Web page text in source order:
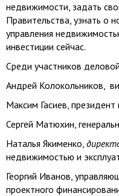
недвижимости, задать
Правительства, узнать о
управления
инвестиции сейчас.
Среди участников
Андрей Колокольников,
Максим Гасиев,
Сергей Матюхин,
Наталья Якименко,
недвижимостью и
Георгий Иванов,
проектного